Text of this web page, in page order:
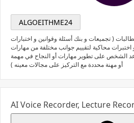
ALGOEITHME24
( تجميعات و بنك أسئلة وقوانين و اختبارات
اختبرات محاكية لتقييم جوانب مختلفة من مهارات
الشخص على تطوير مهارات أو النجاح في مهمة
أو مهنة محددة مع التركيز على مجالات معينه )
AI Voice Recorder, Lecture